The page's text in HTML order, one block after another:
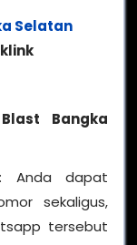
Selatan
Bangka
Anda dapat
sekaligus,
tersebut